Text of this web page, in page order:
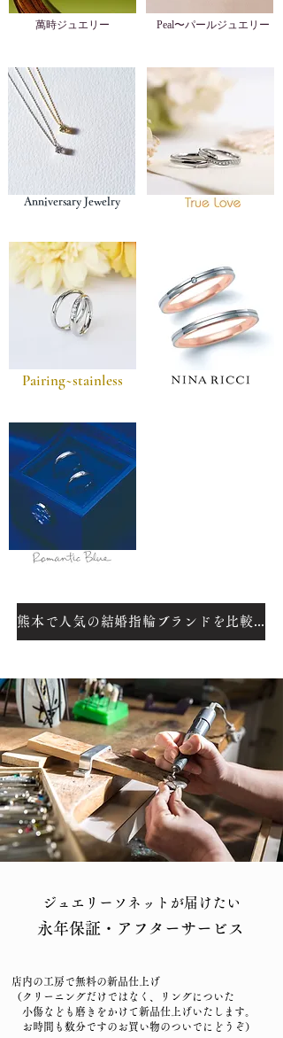
萬時ジュエリー
Anniversary Jewelry
Pairing~stainless
Peal〜パールジュエリー
熊本で人気の結婚指輪ブランドを比較しながら、お二人に合ったリングをお選びいただけます。
永年保証・アフターサービス
ジュエリーソネットが届けたい
店内の工房で無料の新品仕上げ
（クリーニングだけではなく、リングについた
小傷なども磨きをかけて新品仕上げいたします。
​ お時間も数分ですのお買い物のついでにどうぞ）